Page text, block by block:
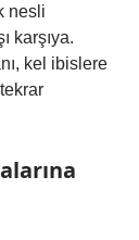
nesli
karşıya.
kel ibislere